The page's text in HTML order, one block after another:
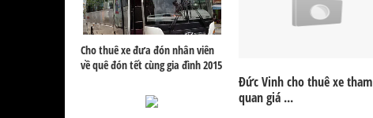
Cho thuê xe đưa đón nhân viên
về quê đón tết cùng gia đình 2015
Đức Vinh cho thuê xe tham
quan giá ...